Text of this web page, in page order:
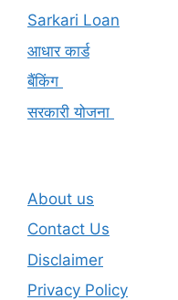
Sarkari Loan
आधार कार्ड
बैंकिंग
सरकारी योजना
About us
Contact Us
Disclaimer
Privacy Policy